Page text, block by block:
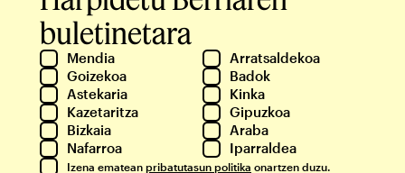
buletinetara
Mendia
Arratsaldekoa
Goizekoa
Badok
Astekaria
Kinka
Kazetaritza
Gipuzkoa
Bizkaia
Araba
Nafarroa
Iparraldea
Izena ematean pribatutasun politika onartzen duzu.